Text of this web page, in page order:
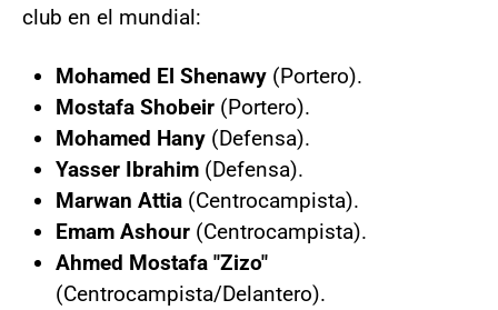
club en el mundial:
Mohamed El Shenawy (Portero).
Mostafa Shobeir (Portero).
Mohamed Hany (Defensa).
Yasser Ibrahim (Defensa).
Marwan Attia (Centrocampista).
Emam Ashour (Centrocampista).
Ahmed Mostafa "Zizo"
(Centrocampista/Delantero).